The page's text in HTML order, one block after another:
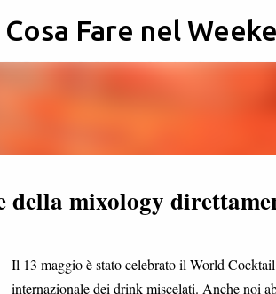
Passa ai contenuti
Fare nel
mixology
Il 13 maggio è stato celebrato il World
internazionale dei drink miscelati. Anche noi